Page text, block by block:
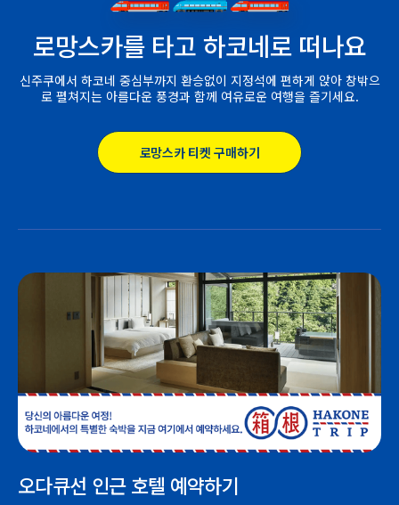
로망스카를 타고 하코네로 떠나요
신주쿠에서 하코네 중심부까지 환승없이 지정석에 편하게 앉아 창밖으
로 펼쳐지는 아름다운 풍경과 함께 여유로운 여행을 즐기세요.
로망스카 티켓 구매하기
오다큐선 인근 호텔 예약하기